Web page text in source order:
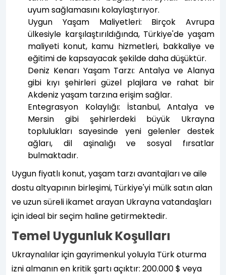
uyum sağlamasını kolaylaştırıyor.
Uygun Yaşam Maliyetleri: Birçok Avrupa
ülkesiyle karşılaştırıldığında, Türkiye'de yaşam
maliyeti konut, kamu hizmetleri, bakkaliye ve
eğitimi de kapsayacak şekilde daha düşüktür.
Deniz Kenarı Yaşam Tarzı: Antalya ve Alanya
gibi kıyı şehirleri güzel plajlara ve rahat bir
Akdeniz yaşam tarzına erişim sağlar.
Entegrasyon Kolaylığı: İstanbul, Antalya ve
Mersin gibi şehirlerdeki büyük Ukrayna
toplulukları sayesinde yeni gelenler destek
ağları, dil aşinalığı ve sosyal fırsatlar
bulmaktadır.
Uygun fiyatlı konut, yaşam tarzı avantajları ve aile
dostu altyapının birleşimi, Türkiye'yi mülk satın alan
ve uzun süreli ikamet arayan Ukrayna vatandaşları
için ideal bir seçim haline getirmektedir.
Temel Uygunluk Koşulları
Ukraynalılar için gayrimenkul yoluyla Türk oturma
izni almanın en kritik şartı açıktır: 200.000 $ veya